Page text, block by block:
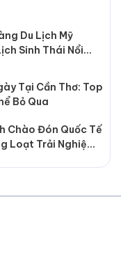
Du Lịch Mỹ
Sinh Thái Nổi
Tại Cần Thơ: Top
Bỏ Qua
Chào Đón Quốc Tế
Loạt Trải Nghiệm